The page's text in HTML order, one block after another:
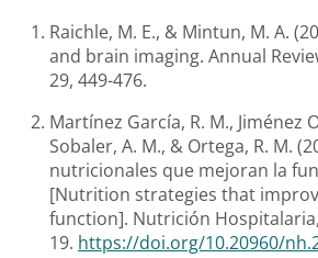
Raichle, M. E., & Mintun, M. A.
and brain imaging. Annual
29, 449-476.
Martínez García, R. M., Jiménez
Sobaler, A. M., & Ortega, R. M.
nutricionales que mejoran la
[Nutrition strategies that
function]. Nutrición
19. https://doi.org/10.20960/